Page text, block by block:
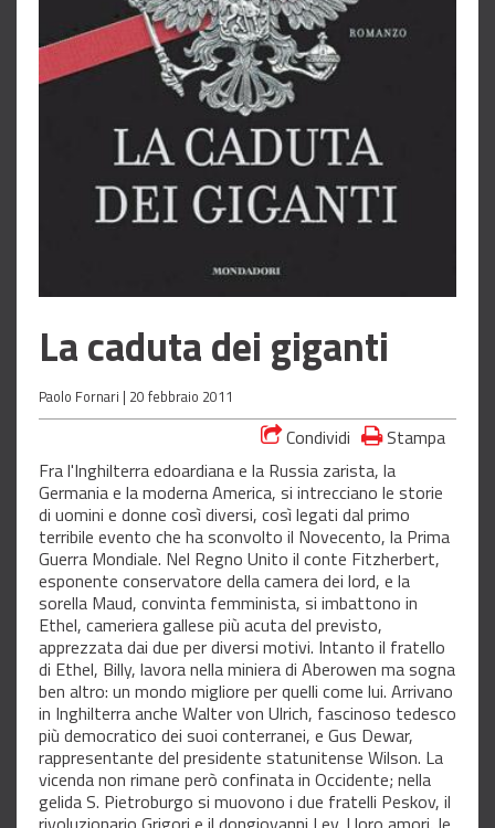
La caduta dei giganti
Paolo Fornari | 20 febbraio 2011
Condividi
Stampa
Fra l'Inghilterra edoardiana e la Russia zarista, la
Germania e la moderna America, si intrecciano le storie
di uomini e donne così diversi, così legati dal primo
terribile evento che ha sconvolto il Novecento, la Prima
Guerra Mondiale. Nel Regno Unito il conte Fitzherbert,
esponente conservatore della camera dei lord, e la
sorella Maud, convinta femminista, si imbattono in
Ethel, cameriera gallese più acuta del previsto,
apprezzata dai due per diversi motivi. Intanto il fratello
di Ethel, Billy, lavora nella miniera di Aberowen ma sogna
ben altro: un mondo migliore per quelli come lui. Arrivano
in Inghilterra anche Walter von Ulrich, fascinoso tedesco
più democratico dei suoi conterranei, e Gus Dewar,
rappresentante del presidente statunitense Wilson. La
vicenda non rimane però confinata in Occidente; nella
gelida S. Pietroburgo si muovono i due fratelli Peskov, il